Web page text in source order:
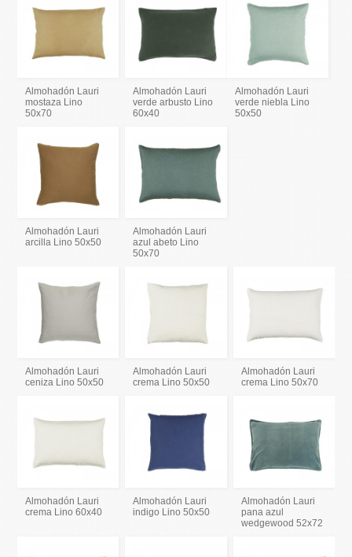
Almohadón Lauri
mostaza Lino
50x70
Almohadón Lauri
verde arbusto Lino
60x40
Almohadón Lauri
verde niebla Lino
50x50
Almohadón Lauri
arcilla Lino 50x50
Almohadón Lauri
azul abeto Lino
50x70
Almohadón Lauri
ceniza Lino 50x50
Almohadón Lauri
crema Lino 50x50
Almohadón Lauri
crema Lino 50x70
Almohadón Lauri
crema Lino 60x40
Almohadón Lauri
indigo Lino 50x50
Almohadón Lauri
pana azul
wedgewood 52x72